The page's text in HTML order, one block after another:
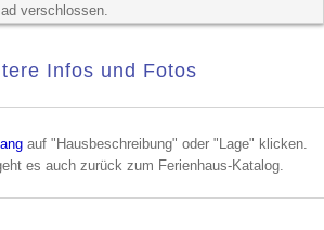
verschlossen.
Infos und Fotos
auf "Hausbeschreibung" oder "Lage" klicken.
es auch zurück zum Ferienhaus-Katalog.